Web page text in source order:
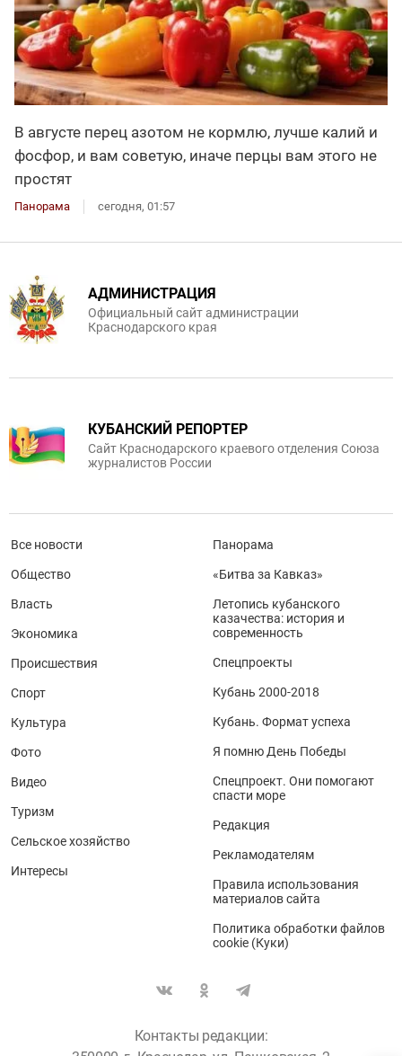
В августе перец азотом не кормлю, лучше калий и
фосфор, и вам советую, иначе перцы вам этого не
простят
Панорама сегодня, 01:57
АДМИНИСТРАЦИЯ
Официальный сайт администрации
Краснодарского края
КУБАНСКИЙ РЕПОРТЕР
Сайт Краснодарского краевого отделения Союза
журналистов России
Все новости
Общество
Власть
Экономика
Происшествия
Спорт
Культура
Фото
Видео
Туризм
Сельское хозяйство
Интересы
Панорама
«Битва за Кавказ»
Летопись кубанского
казачества: история и
современность
Спецпроекты
Кубань 2000-2018
Кубань. Формат успеха
Я помню День Победы
Спецпроект. Они помогают
спасти море
Редакция
Рекламодателям
Правила использования
материалов сайта
Политика обработки файлов
cookie (Куки)
Контакты редакции: